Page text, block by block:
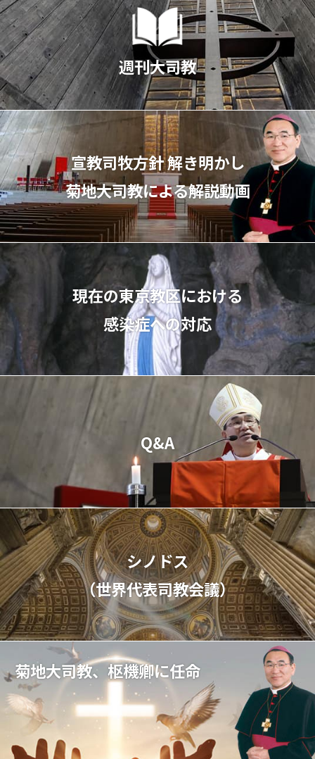
週刊大司教
宣教司牧⽅針 解き明かし
菊地⼤司教による解説動画
現在の東京教区における
感染症への対応
Q&A
シノドス
（世界代表司教会議）
菊地大司教、枢機卿に任命